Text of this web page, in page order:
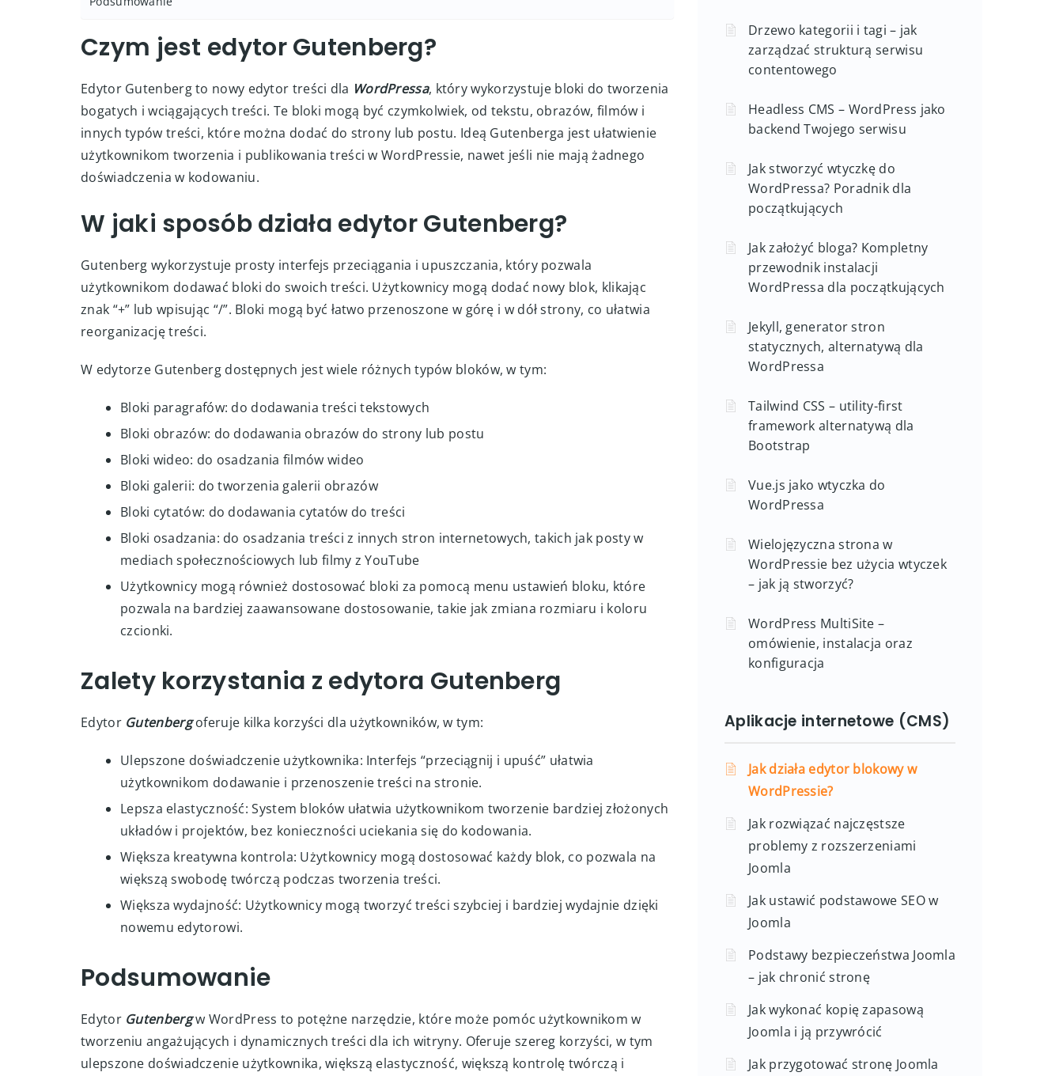
Czym jest edytor Gutenberg?
Edytor Gutenberg to nowy edytor treści dla WordPressa, który wykorzystuje bloki do tworzenia
bogatych i wciągających treści. Te bloki mogą być czymkolwiek, od tekstu, obrazów, filmów i
innych typów treści, które można dodać do strony lub postu. Ideą Gutenberga jest ułatwienie
użytkownikom tworzenia i publikowania treści w WordPressie, nawet jeśli nie mają żadnego
doświadczenia w kodowaniu.
W jaki sposób działa edytor Gutenberg?
Gutenberg wykorzystuje prosty interfejs przeciągania i upuszczania, który pozwala
użytkownikom dodawać bloki do swoich treści. Użytkownicy mogą dodać nowy blok, klikając
znak “+” lub wpisując “/”. Bloki mogą być łatwo przenoszone w górę i w dół strony, co ułatwia
reorganizację treści.
W edytorze Gutenberg dostępnych jest wiele różnych typów bloków, w tym:
Bloki paragrafów: do dodawania treści tekstowych
Bloki obrazów: do dodawania obrazów do strony lub postu
Bloki wideo: do osadzania filmów wideo
Bloki galerii: do tworzenia galerii obrazów
Bloki cytatów: do dodawania cytatów do treści
Bloki osadzania: do osadzania treści z innych stron internetowych, takich jak posty w
mediach społecznościowych lub filmy z YouTube
Użytkownicy mogą również dostosować bloki za pomocą menu ustawień bloku, które
pozwala na bardziej zaawansowane dostosowanie, takie jak zmiana rozmiaru i koloru
czcionki.
Zalety korzystania z edytora Gutenberg
Edytor Gutenberg oferuje kilka korzyści dla użytkowników, w tym:
Ulepszone doświadczenie użytkownika: Interfejs “przeciągnij i upuść” ułatwia
użytkownikom dodawanie i przenoszenie treści na stronie.
Lepsza elastyczność: System bloków ułatwia użytkownikom tworzenie bardziej złożonych
układów i projektów, bez konieczności uciekania się do kodowania.
Większa kreatywna kontrola: Użytkownicy mogą dostosować każdy blok, co pozwala na
większą swobodę twórczą podczas tworzenia treści.
Większa wydajność: Użytkownicy mogą tworzyć treści szybciej i bardziej wydajnie dzięki
nowemu edytorowi.
Podsumowanie
Edytor Gutenbergw WordPress to potężne narzędzie, które może pomóc użytkownikom w
tworzeniu angażujących i dynamicznych treści dla ich witryny. Oferuje szereg korzyści, w tym
ulepszone doświadczenie użytkownika, większą elastyczność, większą kontrolę twórczą i
Drzewo kategorii i tagi – jak
zarządzać strukturą serwisu
contentowego
Headless CMS – WordPress jako
backend Twojego serwisu
Jak stworzyć wtyczkę do
WordPressa? Poradnik dla
początkujących
Jak założyć bloga? Kompletny
przewodnik instalacji
WordPressa dla początkujących
Jekyll, generator stron
statycznych, alternatywą dla
WordPressa
Tailwind CSS – utility-first
framework alternatywą dla
Bootstrap
Vue.js jako wtyczka do
WordPressa
Wielojęzyczna strona w
WordPressie bez użycia wtyczek
– jak ją stworzyć?
WordPress MultiSite –
omówienie, instalacja oraz
konfiguracja
Aplikacje internetowe (CMS)
Jak działa edytor blokowy w
WordPressie?
Jak rozwiązać najczęstsze
problemy z rozszerzeniami
Joomla
Jak ustawić podstawowe SEO w
Joomla
Podstawy bezpieczeństwa Joomla
– jak chronić stronę
Jak wykonać kopię zapasową
Joomla i ją przywrócić
Jak przygotować stronę Joomla